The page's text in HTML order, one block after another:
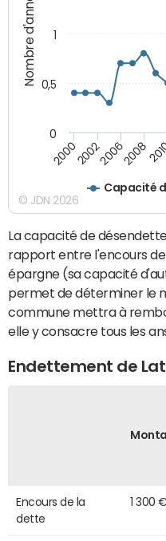
Nombre d'années
Capacité
2000200220062008
0
0,5
1
© JDN 2026
La capacité de
rapport entre l'encours
épargne (sa capacité
permet de déterminer le
commune mettra à
elle y consacre tous les
Endettement de
Encours de la
dette
1 300 €